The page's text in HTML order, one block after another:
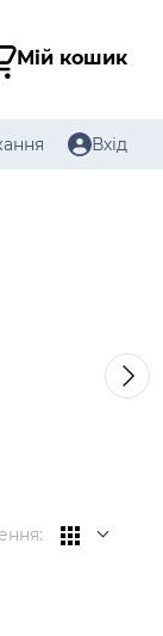
Мій кошик
Вхід